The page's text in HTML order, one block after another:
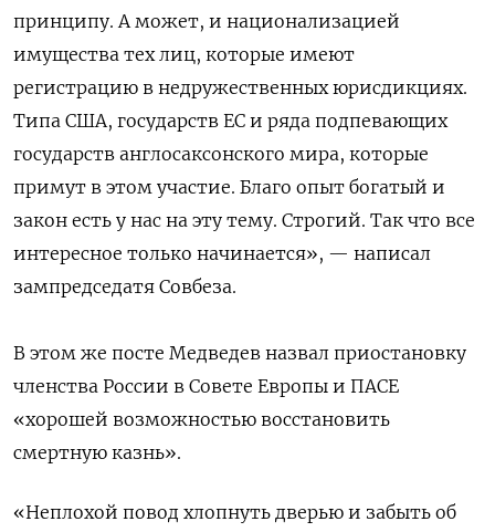
принципу. А может, и национализацией
имущества тех лиц, которые имеют
регистрацию в недружественных юрисдикциях.
Типа США, государств ЕС и ряда подпевающих
государств англосаксонского мира, которые
примут в этом участие. Благо опыт богатый и
закон есть у нас на эту тему. Строгий. Так что все
интересное только начинается», — написал
зампредседатя Совбеза.
В этом же посте Медведев назвал приостановку
членства России в Совете Европы и ПАСЕ
«хорошей возможностью восстановить
смертную казнь».
«Неплохой повод хлопнуть дверью и забыть об